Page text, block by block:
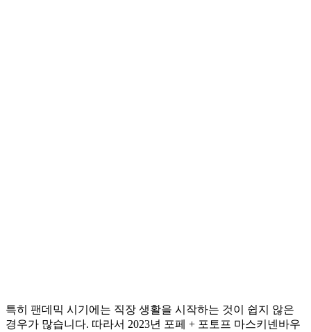
특히 팬데믹 시기에는 직장 생활을 시작하는 것이 쉽지 않은
경우가 많습니다. 따라서 2023년 포페 + 포토프 마스키넨바우